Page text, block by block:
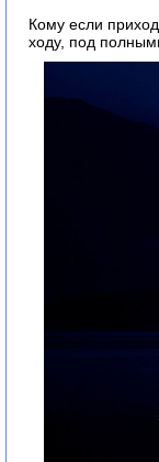
Кому если
ходу, под